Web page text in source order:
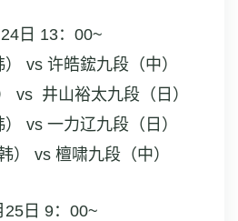
日 13：00~
vs 许皓鋐九段（中）
vs 井山裕太九段（日）
vs 一力辽九段（日）
） vs 檀啸九段（中）
25日 9：00~